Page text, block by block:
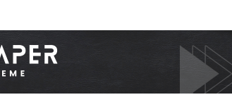
I've read and accept the Privacy Policy.